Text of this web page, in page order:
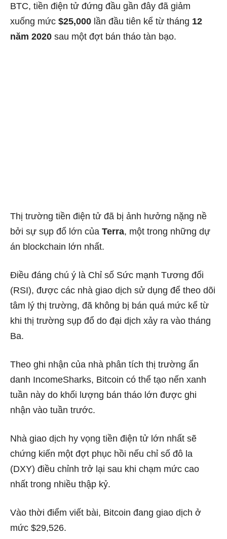
BTC, tiền điện tử đứng đầu gần đây đã giảm
xuống mức $25,000 lần đầu tiên kể từ tháng 12
năm 2020 sau một đợt bán tháo tàn bạo.
Thị trường tiền điện tử đã bị ảnh hưởng nặng nề
bởi sự sụp đổ lớn của Terra, một trong những dự
án blockchain lớn nhất.
Điều đáng chú ý là Chỉ số Sức mạnh Tương đối
(RSI), được các nhà giao dịch sử dụng để theo dõi
tâm lý thị trường, đã không bị bán quá mức kể từ
khi thị trường sụp đổ do đại dịch xảy ra vào tháng
Ba.
Theo ghi nhận của nhà phân tích thị trường ẩn
danh IncomeSharks, Bitcoin có thể tạo nến xanh
tuần này do khối lượng bán tháo lớn được ghi
nhận vào tuần trước.
Nhà giao dịch hy vọng tiền điện tử lớn nhất sẽ
chứng kiến ​​một đợt phục hồi nếu chỉ số đô la
(DXY) điều chỉnh trở lại sau khi chạm mức cao
nhất trong nhiều thập kỷ.
Vào thời điểm viết bài, Bitcoin đang giao dịch ở
mức $29,526.